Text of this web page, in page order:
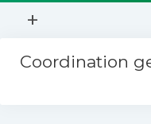
Menü
+
Mitmachen
Coordination